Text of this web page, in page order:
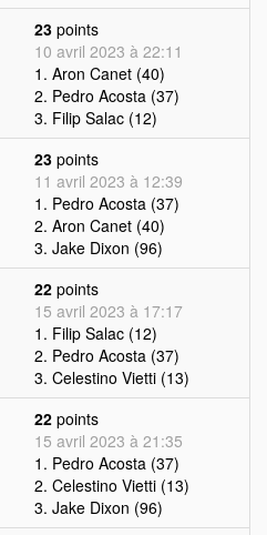
23 points
10 avril 2023 à 22:11
1. Aron Canet (40)
2. Pedro Acosta (37)
3. Filip Salac (12)
23 points
11 avril 2023 à 12:39
1. Pedro Acosta (37)
2. Aron Canet (40)
3. Jake Dixon (96)
22 points
15 avril 2023 à 17:17
1. Filip Salac (12)
2. Pedro Acosta (37)
3. Celestino Vietti (13)
22 points
15 avril 2023 à 21:35
1. Pedro Acosta (37)
2. Celestino Vietti (13)
3. Jake Dixon (96)